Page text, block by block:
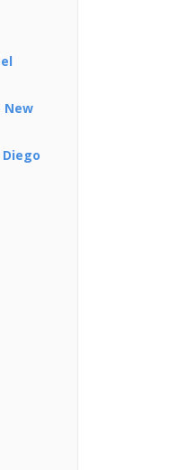
New
Diego